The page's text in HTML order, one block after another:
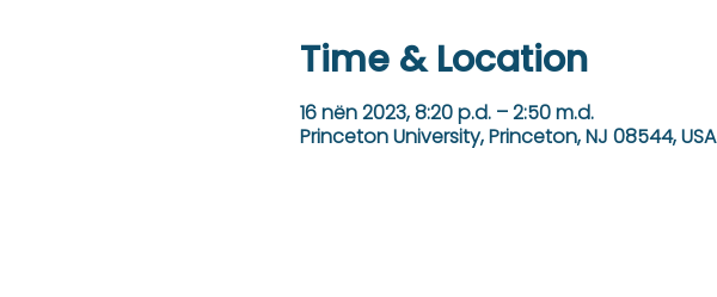
Time & Location
16 nën 2023, 8:20 p.d. – 2:50 m.d.
Princeton University, Princeton, NJ 08544, USA